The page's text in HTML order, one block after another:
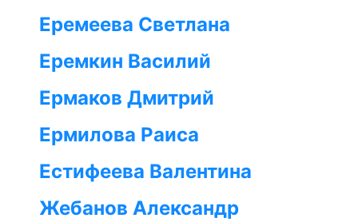
Еремеева Светлана
Еремкин Василий
Ермаков Дмитрий
Ермилова Раиса
Естифеева Валентина
Жебанов Александр